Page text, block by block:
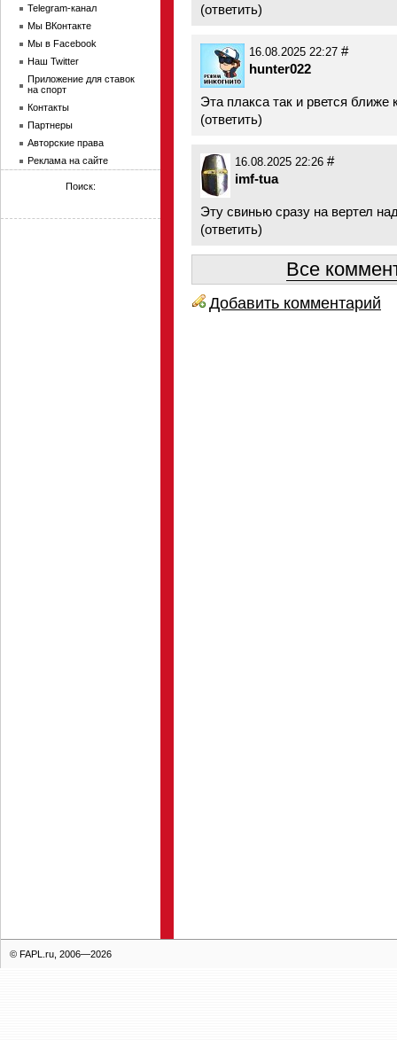
(ответить)
16.08.2025 22:27 #
hunter022
Эта плакса так и рвется
(ответить)
16.08.2025 22:26 #
imf-tua
Эту свинью сразу на вертел
(ответить)
Все
Добавить комментарий
Telegram-канал
Мы ВКонтакте
Мы в Facebook
Наш Twitter
Приложение для ставок
на спорт
Контакты
Партнеры
Авторские права
Реклама на сайте
Поиск:
© FAPL.ru, 2006—2026